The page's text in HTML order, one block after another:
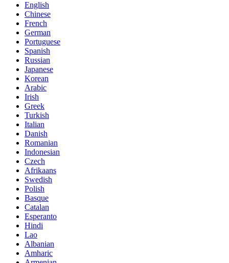
English
Chinese
French
German
Portuguese
Spanish
Russian
Japanese
Korean
Arabic
Irish
Greek
Turkish
Italian
Danish
Romanian
Indonesian
Czech
Afrikaans
Swedish
Polish
Basque
Catalan
Esperanto
Hindi
Lao
Albanian
Amharic